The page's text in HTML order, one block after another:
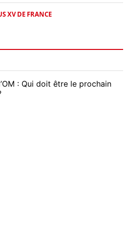
XV DE FRANCE
: Qui doit être le prochain